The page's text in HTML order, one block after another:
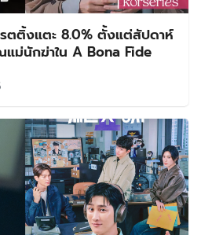
รตติ้งแตะ 8.0% ตั้งแต่สัปดาห์
ม่นักฆ่าใน A Bona Fide